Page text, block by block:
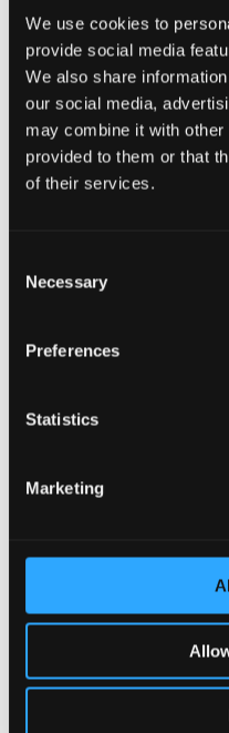
We use cookies to
provide social media
We also share
our social media,
may combine it with other
provided to them or that
of their services.
Selection
Necessary
Preferences
Statistics
Marketing
Neueste Beiträge
Warum Kunden im
gut besuchte Pubs
Warum Akustik in einem
Was unterscheidet einen
Wie das Lagos Irish Pub
Nach
Anmietung einer
Architekten für ein Pub-
Biergarten(3)
Fado